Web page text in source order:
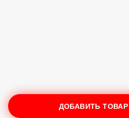
ДОБАВИТЬ